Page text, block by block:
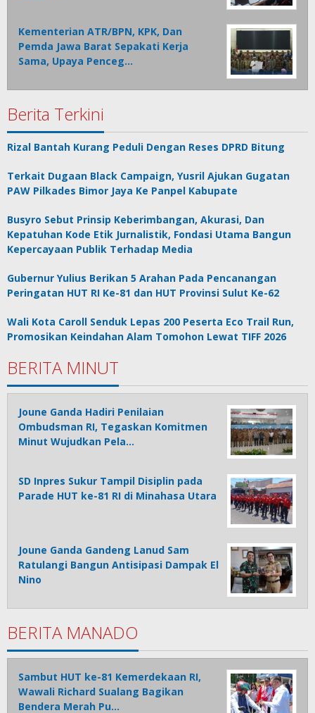
Kementerian ATR/BPN, KPK, Dan
Pemda Jawa Barat Sepakati Kerja
Sama, Upaya Penceg…
Berita Terkini
Rizal Bantah Kurang Peduli Dengan Reses DPRD Bitung
Terkait Dugaan Black Campaign, Yusril Ajukan Gugatan
PAW Pilkades Bimor Jaya Ke Panpel Kabupate
Busyro Sebut Prinsip Keberimbangan, Akurasi, Dan
Kepatuhan Kode Etik Jurnalistik, Fondasi Utama Bangun
Kepercayaan Publik Terhadap Media
Gubernur Yulius Berikan 5 Arahan Pada Pencanangan
Peringatan HUT RI Ke-81 dan HUT Provinsi Sulut Ke-62
Wali Kota Caroll Senduk Lepas 200 Peserta Eco Trail Run,
Promosikan Keindahan Alam Tomohon Lewat TIFF 2026
BERITA MINUT
Joune Ganda Hadiri Penilaian
Ombudsman RI, Tegaskan Komitmen
Minut Wujudkan Pela…
SD Inpres Sukur Tampil Disiplin pada
Parade HUT ke-81 RI di Minahasa Utara
Joune Ganda Gandeng Lanud Sam
Ratulangi Bangun Antisipasi Dampak El
Nino
BERITA MANADO
Sambut HUT ke-81 Kemerdekaan RI,
Wawali Richard Sualang Bagikan
Bendera Merah Pu…